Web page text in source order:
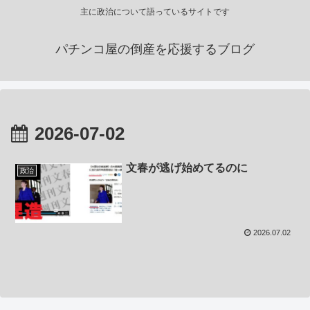
主に政治について語っているサイトです
パチンコ屋の倒産を応援するブログ
2026-07-02
政治 文春が逃げ始めてるのに
2026.07.02